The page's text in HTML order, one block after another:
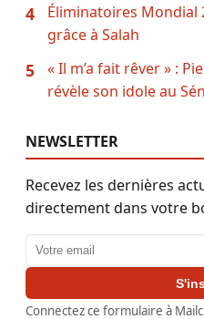
4
Éliminatoires Mondial
grâce à Salah
5
« Il m’a fait rêver » :
révèle son idole au
NEWSLETTER
Recevez les dernières
directement dans votre
Adresse email
Connectez ce formulaire à